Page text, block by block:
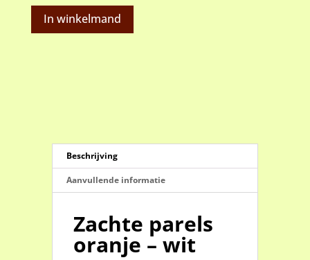
parelsIn winkelmand
Beschrijving
Aanvullende informatie
Zachte parels
oranje – wit